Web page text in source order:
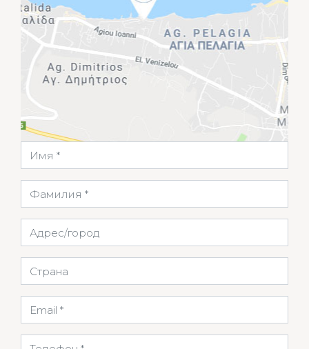
Имя
Фамилия
Адрес/город
Страна
Email
Телефон